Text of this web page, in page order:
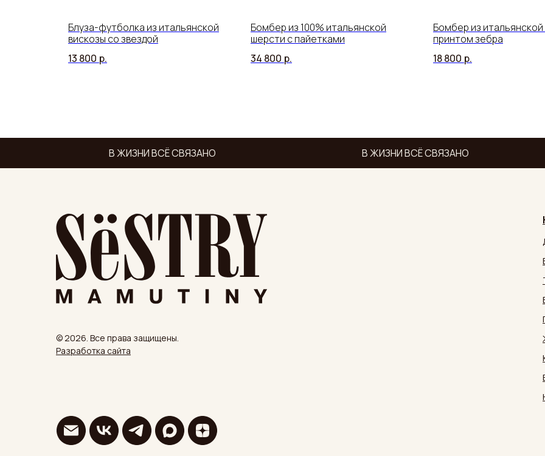
Блуза-футболка из итальянской
вискозы со звездой
13 800 р.
Бомбер из 100% итальянской
шерсти с пайетками
34 800 р.
Бомбер из итальянской
принтом зебра
18 800 р.
В ЖИЗНИ ВСЁ СВЯЗАНО В ЖИЗНИ ВСЁ СВЯЗАНО
© 2026. Все права защищены.
Разработка сайта